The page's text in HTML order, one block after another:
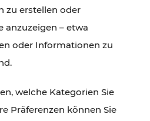
zu erstellen oder
anzuzeigen – etwa
oder Informationen zu
welche Kategorien Sie
Präferenzen können Sie